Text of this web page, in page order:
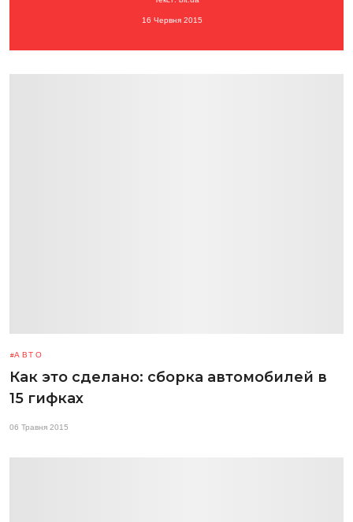
16 Червня 2015
АВТО
Как это сделано: сборка автомобилей в
15 гифках
06 Травня 2015